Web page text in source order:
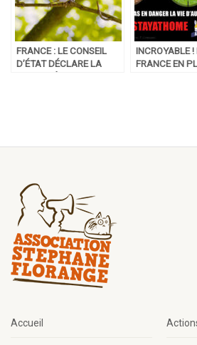
FRANCE : LE CONSEIL
D’ÉTAT DÉCLARE LA
INCROYABLE !
FRANCE EN
Accueil